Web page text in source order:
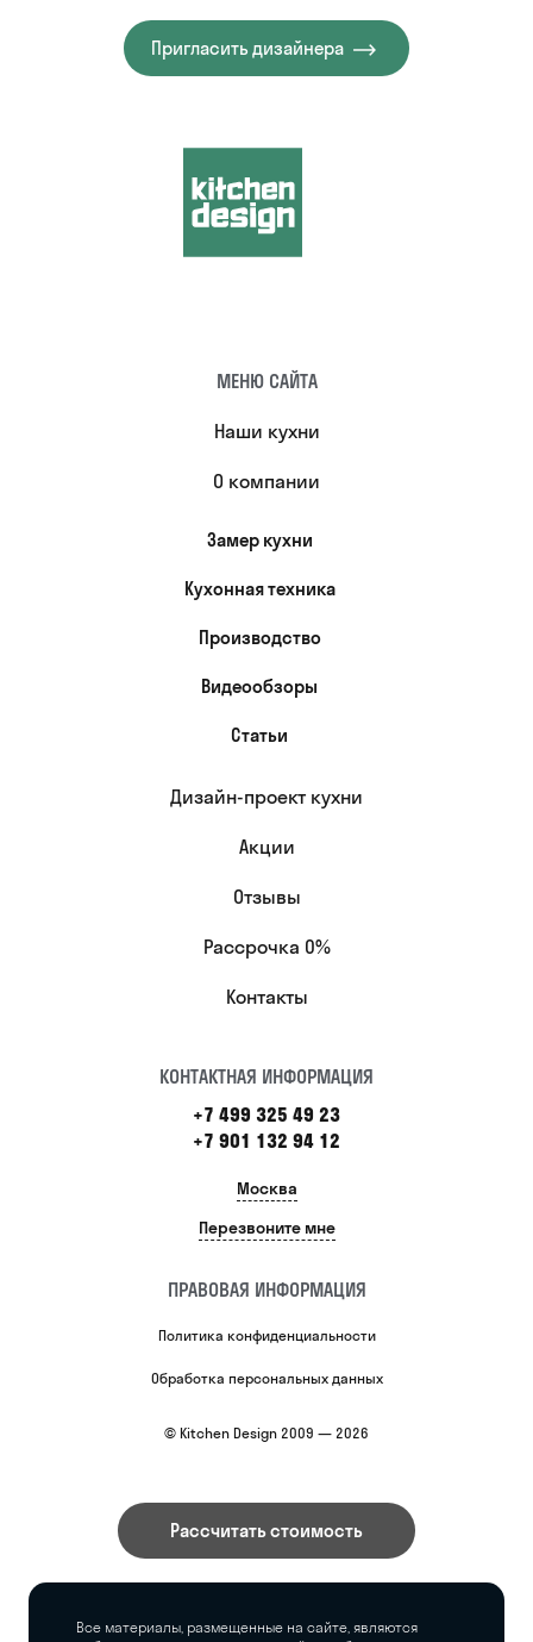
Пригласить дизайнера
МЕНЮ САЙТА
Наши кухни
О компании
Замер кухни
Кухонная техника
Производство
Видеообзоры
Статьи
Дизайн-проект кухни
Акции
Отзывы
Рассрочка 0%
Контакты
КОНТАКТНАЯ ИНФОРМАЦИЯ
+7 499 325 49 23
+7 901 132 94 12
Москва
Перезвоните мне
ПРАВОВАЯ ИНФОРМАЦИЯ
Политика конфиденциальности
Обработка персональных данных
© Kitchen Design 2009 — 2026
Рассчитать стоимость
Все материалы, размещенные на сайте, являются